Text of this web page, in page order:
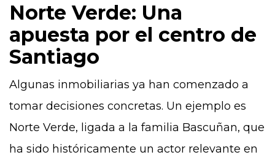
Norte Verde: Una
apuesta por el centro de
Santiago
Algunas inmobiliarias ya han comenzado a
tomar decisiones concretas. Un ejemplo es
Norte Verde, ligada a la familia Bascuñan, que
ha sido históricamente un actor relevante en